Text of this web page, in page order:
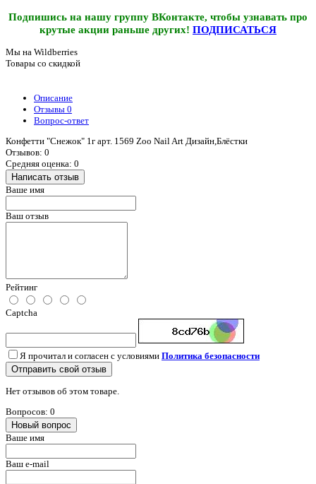
Подпишись на нашу группу ВКонтакте, чтобы узнавать про
крутые акции раньше других! ПОДПИСАТЬСЯ
Мы на Wildberries
Товары со скидкой
Описание
Отзывы 0
Вопрос-ответ
Конфетти "Снежок" 1г арт. 1569 Zoo Nail Art Дизайн,Блёстки
Отзывов: 0
Средняя оценка: 0
Написать отзыв
Ваше имя
Ваш отзыв
Рейтинг
Captcha
Я прочитал и согласен с условиями Политика безопасности
Отправить свой отзыв
Нет отзывов об этом товаре.
Вопросов: 0
Новый вопрос
Ваше имя
Ваш e-mail